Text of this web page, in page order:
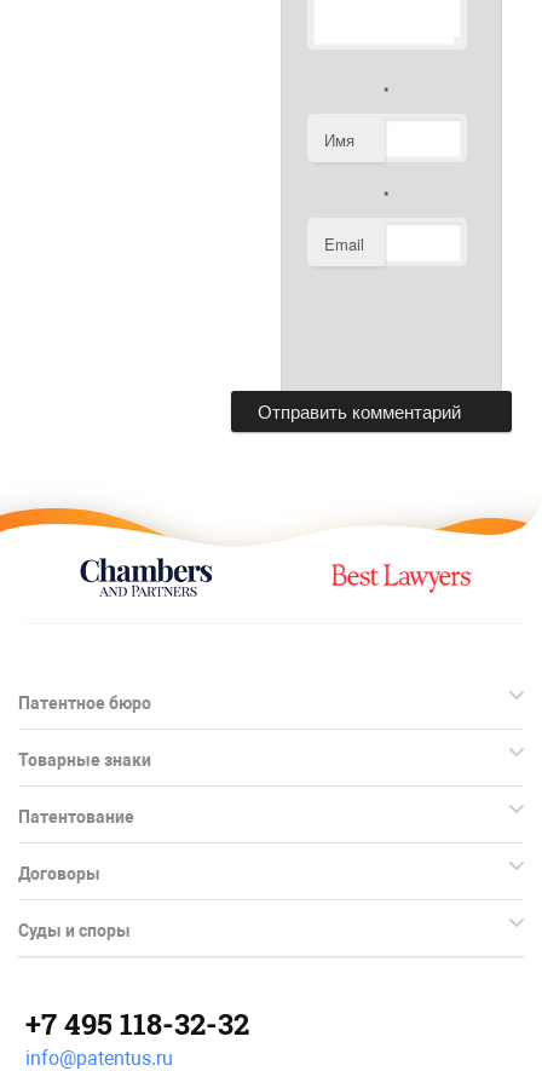
Имя
*
Email
*
Патентное бюро
Товарные знаки
Патентование
Договоры
Суды и споры
+7 495 118-32-32
info@patentus.ru